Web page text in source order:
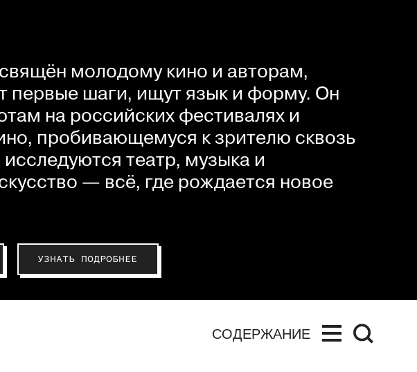
молодому кино и авторам,
первые шаги, ищут язык и форму. Он
на российских фестивалях и
пробивающемуся к зрителю сквозь
театр, музыка и
— всё, где рождается новое
УЗНАТЬ ПОДРОБНЕЕ
СОДЕРЖАНИЕ